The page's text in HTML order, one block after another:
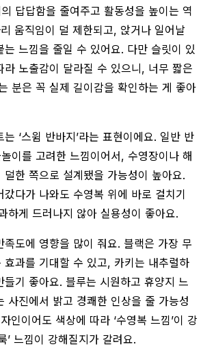
답답함을 줄여주고 활동성을 높이는 역
움직임이 덜 제한되고, 앉거나 일어날
는 느낌을 줄일 수 있어요. 다만 슬릿이 있
라 노출감이 달라질 수 있으니, 너무 짧은
분은 꼭 실제 길이감을 확인하는 게 좋아
‘스윔 반바지’라는 표현이에요. 일반 반
이를 고려한 느낌이어서, 수영장이나 해
덜한 쪽으로 설계됐을 가능성이 높아요.
갔다가 나와도 수영복 위에 바로 걸치기
하게 드러나지 않아 실용성이 좋아요.
족도에 영향을 많이 줘요. 블랙은 가장 무
효과를 기대할 수 있고, 카키는 내추럴하
기 좋아요. 블루는 시원하고 휴양지 느
사진에서 밝고 경쾌한 인상을 줄 가능성
인이어도 색상에 따라 ‘수영복 느낌’이 강
’ 느낌이 강해질지가 갈려요.